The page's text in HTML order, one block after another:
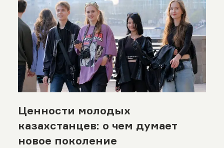
Ценности молодых
казахстанцев: о чем думает
новое поколение